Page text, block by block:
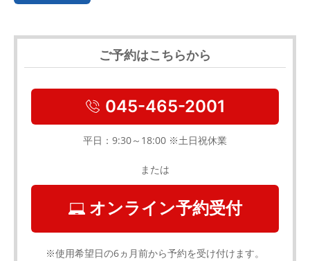
ご予約はこちらから
045-465-2001
平日：9:30～18:00 ※土日祝休業
または
オンライン予約受付
※使用希望日の6ヵ月前から予約を受け付けます。